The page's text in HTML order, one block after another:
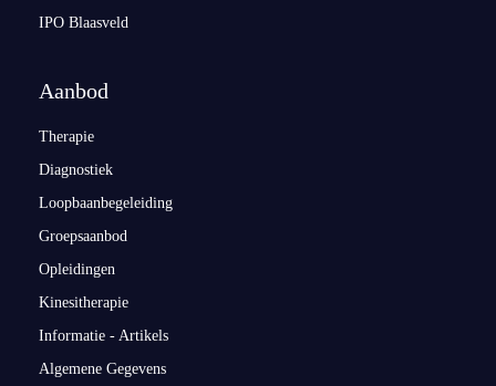
IPO Blaasveld
Aanbod
Therapie
Diagnostiek
Loopbaanbegeleiding
Groepsaanbod
Opleidingen
Kinesitherapie
Informatie - Artikels
Algemene Gegevens